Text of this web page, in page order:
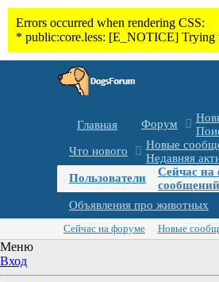
Главная Форум
Что нового
Новые
Недавняя
Пользователи
Сейчас на
Объявления про животных
Сейчас на форуме Новые
Меню
Вход